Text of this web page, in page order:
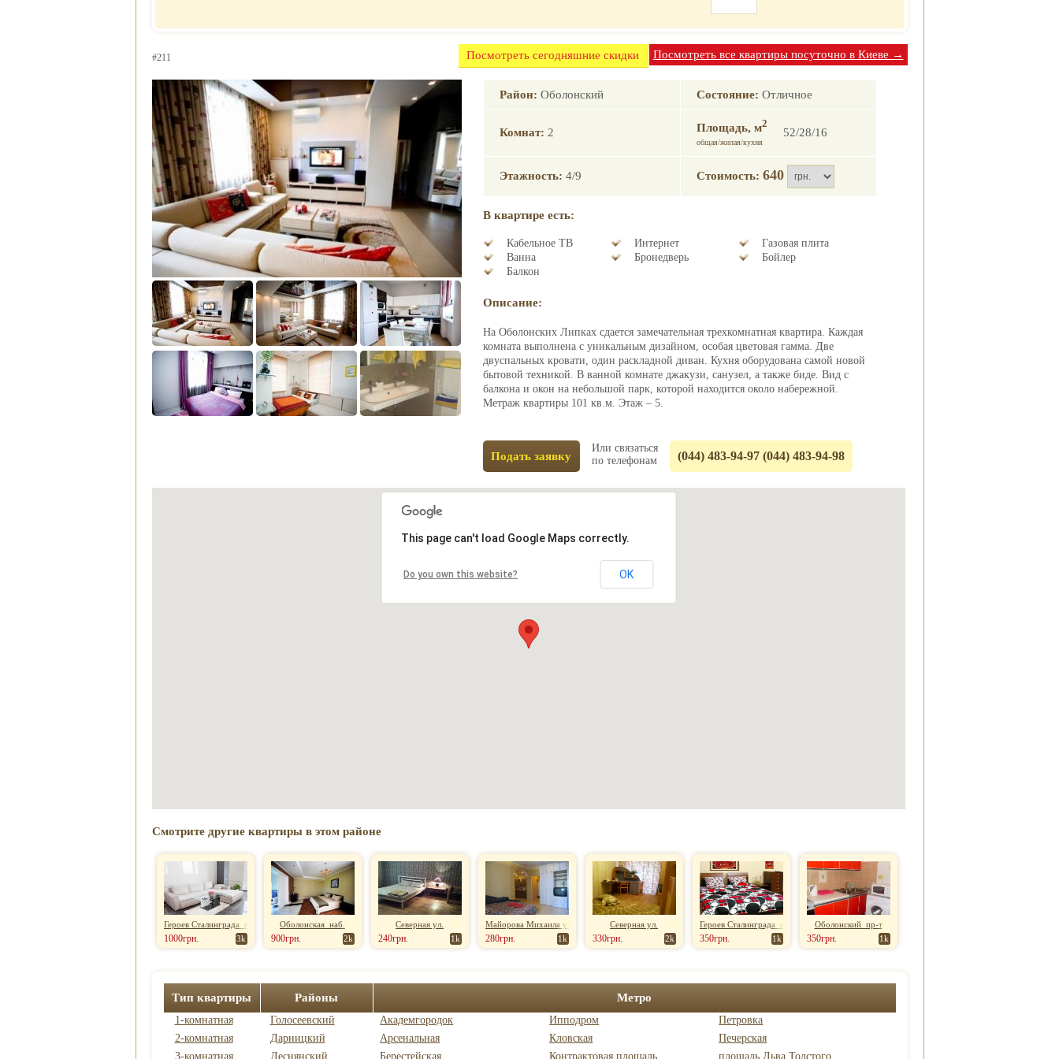
Недорогие
Номер для
Фавола Аватара
Посмотреть все квартиры посуточно в Киеве →
#211 Посмотреть сегодняшние скидки
Район: Оболонский Состояние: Отличное
Комнат: 2 Площадь, м2
общая/жилая/кухня
52/28/16
Этажность: 4/9 Стоимость: 640
В квартире есть:
Кабельное ТВ
Ванна
Балкон
Интернет
Бронедверь
Газовая плита
Бойлер
Описание:
На Оболонских Липках сдается замечательная трехкомнатная квартира. Каждая
комната выполнена с уникальным дизайном, особая цветовая гамма. Две
двуспальных кровати, один раскладной диван. Кухня оборудована самой новой
бытовой техникой. В ванной комнате джакузи, санузел, а также биде. Вид с
балкона и окон на небольшой парк, которой находится около набережной.
Метраж квартиры 101 кв.м. Этаж – 5.
Подать заявку
Или связаться
по телефонам
(044) 483-94-97 (044) 483-94-98
This page can't load Google Maps correctly.
Do you own this website? OK
Смотрите другие квартиры в этом районе
Героев Сталинграда пр-т
1000грн. 3k
Оболонская наб.
900грн. 2k
Северная ул.
240грн. 1k
Майорова Михаила ул.
280грн. 1k
Северная ул.
330грн. 2k
Героев Сталинграда пр-т
350грн. 1k
Оболонский пр-т
350грн. 1k
Тип квартиры Районы Метро
1-комнатная
2-комнатная
3-комнатная
Голосеевский
Дарницкий
Деснянский
Академгородок
Арсенальная
Берестейская
Ипподром
Кловская
Контрактовая площадь
Петровка
Печерская
площадь Льва Толстого